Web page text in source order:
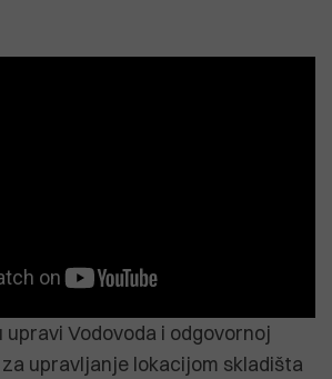
Vodovoda i odgovornoj
upravljanje lokacijom skladišta